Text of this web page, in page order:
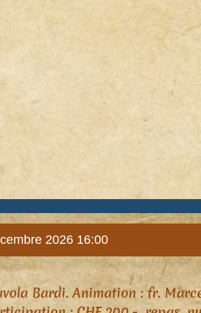
2026 16:00
Bardi. Animation : fr.